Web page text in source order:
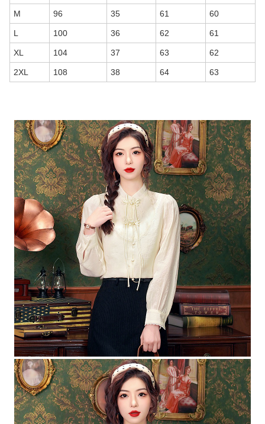
M 96 35 61 60
L 100 36 62 61
XL 104 37 63 62
2XL 108 38 64 63